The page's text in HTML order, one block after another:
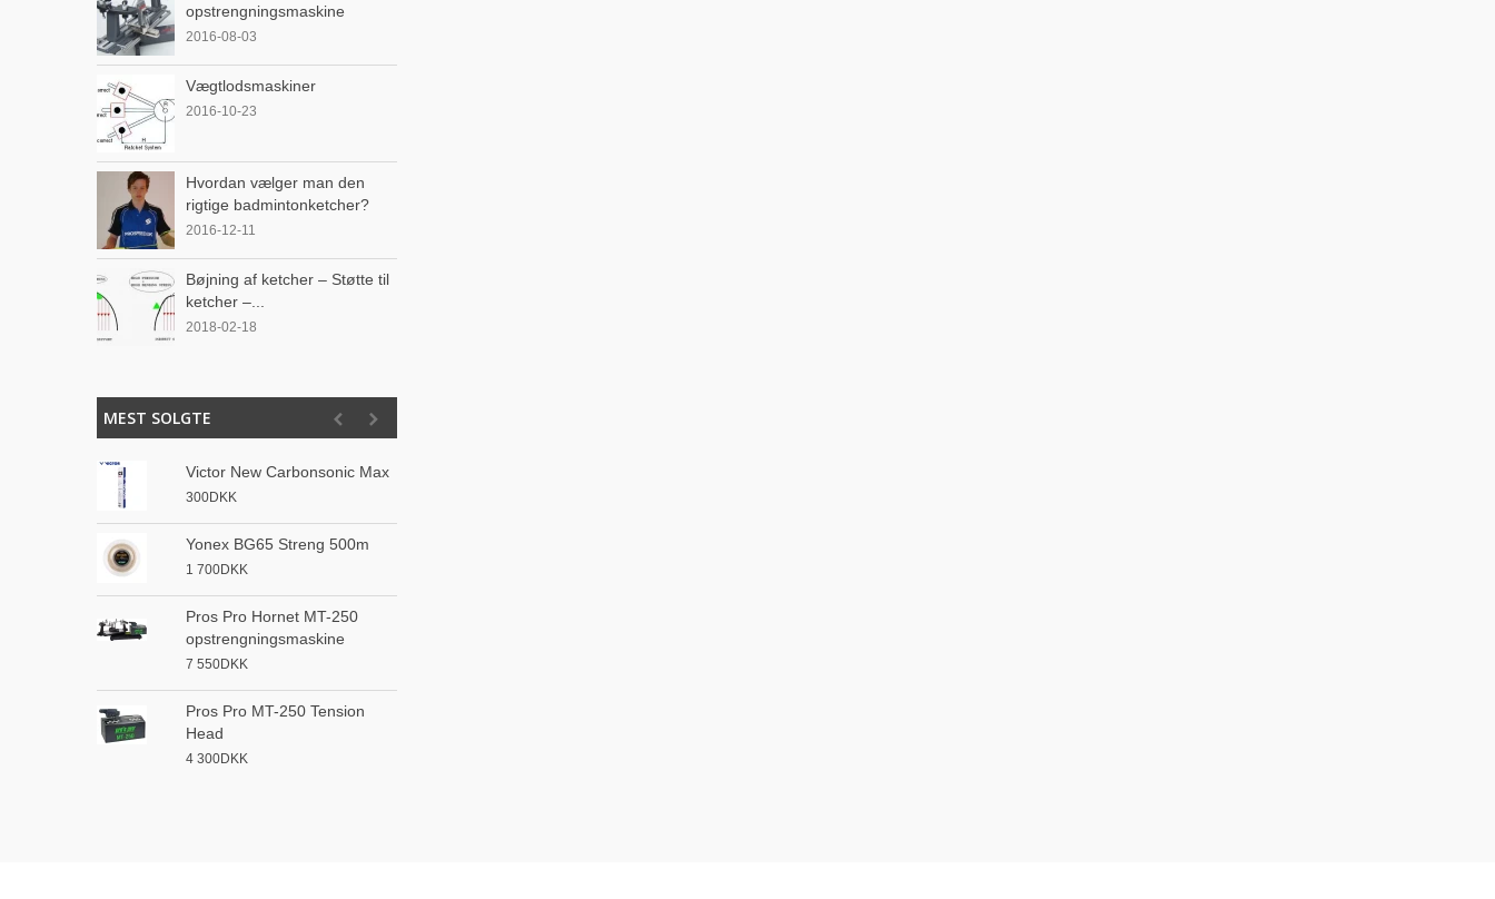
opstrengningsmaskine
2016-08-03
Vægtlodsmaskiner
2016-10-23
Hvordan vælger man den
rigtige badmintonketcher?
2016-12-11
Bøjning af ketcher – Støtte til
ketcher –...
2018-02-18
MEST SOLGTE
Victor New Carbonsonic Max
300DKK
Yonex BG65 Streng 500m
1 700DKK
Pros Pro Hornet MT-250
opstrengningsmaskine
7 550DKK
Pros Pro MT-250 Tension
Head
4 300DKK